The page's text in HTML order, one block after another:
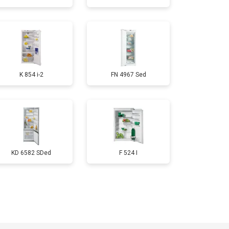
1700 ₽ Заказать
2550 ₽ Заказать
1700 ₽ Заказать
4750 ₽ Заказать
3650 ₽
K 854 i-2 FN 4967 Sed
KD 6582 SDed F 524 I